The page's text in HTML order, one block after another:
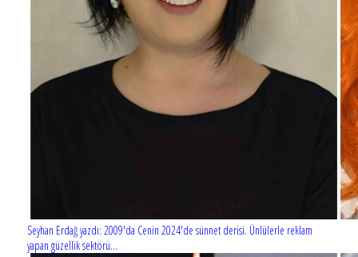
Seyhan Erdağ yazdı: 2009'da Cenin 2024'de sünnet derisi. Ünlülerle reklam
yapan güzellik sektörü...